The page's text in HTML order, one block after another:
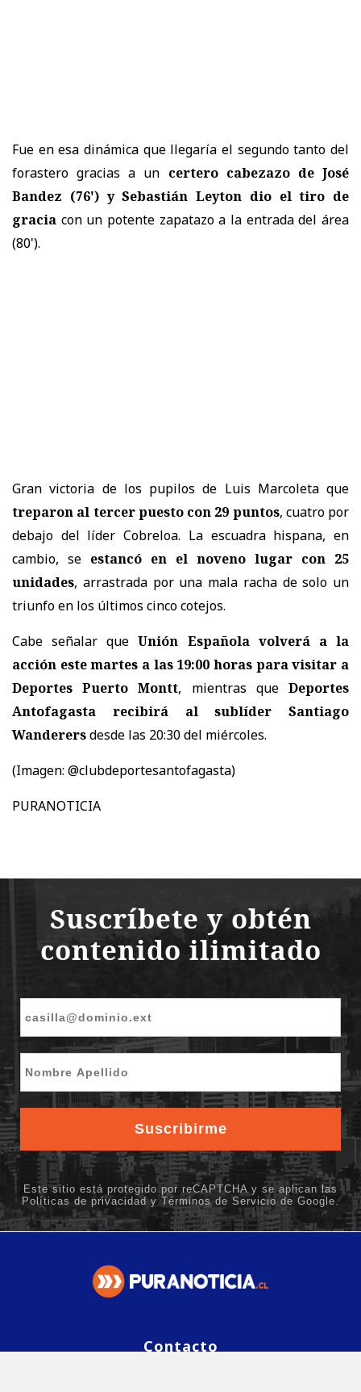
Fue en esa dinámica que llegaría el segundo tanto del
forastero gracias a un certero cabezazo de José
Bandez (76') y Sebastián Leyton dio el tiro de
gracia con un potente zapatazo a la entrada del área
(80').
Gran victoria de los pupilos de Luis Marcoleta que
treparon al tercer puesto con 29 puntos, cuatro por
debajo del líder Cobreloa. La escuadra hispana, en
cambio, se estancó en el noveno lugar con 25
unidades, arrastrada por una mala racha de solo un
triunfo en los últimos cinco cotejos.
Cabe señalar queUnión Española volverá a la
acción este martes a las 19:00 horas para visitar a
Deportes Puerto Montt, mientras queDeportes
Antofagasta recibirá al sublíder Santiago
Wanderersdesde las 20:30 del miércoles.
(Imagen: @clubdeportesantofagasta)
PURANOTICIA
Contacto